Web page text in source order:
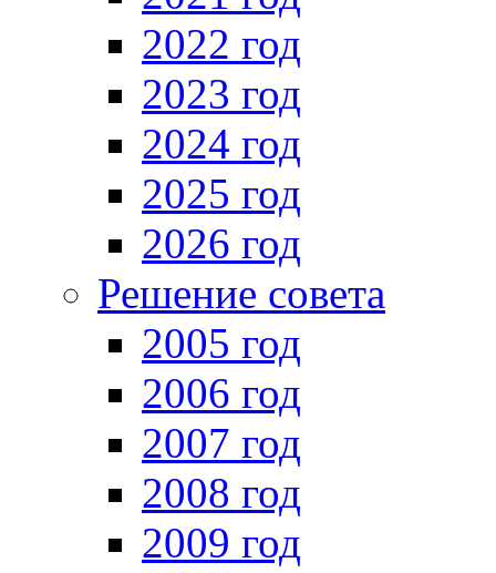
2022 год
2023 год
2024 год
2025 год
2026 год
Решение совета
2005 год
2006 год
2007 год
2008 год
2009 год